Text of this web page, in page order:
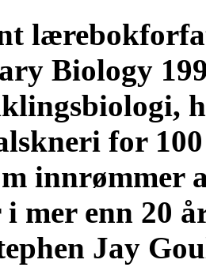
Biology
for
innrømmer
mer enn 20
Jay